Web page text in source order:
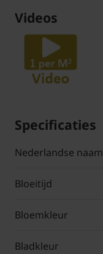
Videos
Specificaties
Nederlandse naam
Bloeitijd
Bloemkleur
Bladkleur